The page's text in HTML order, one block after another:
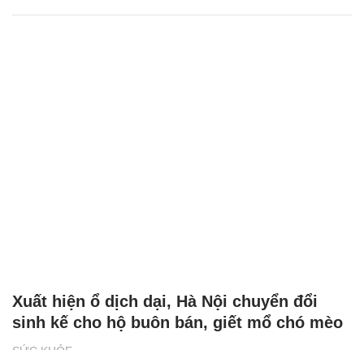
Xuất hiện ổ dịch dại, Hà Nội chuyển đổi
sinh kế cho hộ buôn bán, giết mổ chó mèo